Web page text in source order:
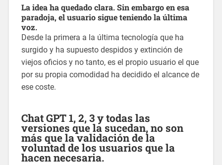
La idea ha quedado clara. Sin embargo en esa
paradoja, el usuario sigue teniendo la última
voz.
Desde la primera a la última tecnología que ha
surgido y ha supuesto despidos y extinción de
viejos oficios y no tanto, es el propio usuario el que
por su propia comodidad ha decidido el alcance de
ese coste.
Chat GPT1, 2, 3 y todas las
versiones que la sucedan, no son
más que la validación de la
voluntad de los usuarios que la
hacen necesaria.